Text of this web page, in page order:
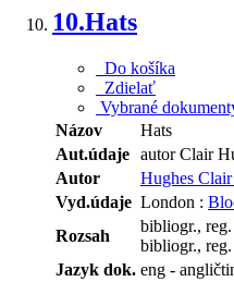
10.Hats
Do košíka
Zdielať
Vybrané
Názov
Hats
Aut.údaje autor Clair
Autor
Hughes
Vyd.údaje London :
Rozsah
bibliogr.,
bibliogr., reg.
Jazyk dok. eng -